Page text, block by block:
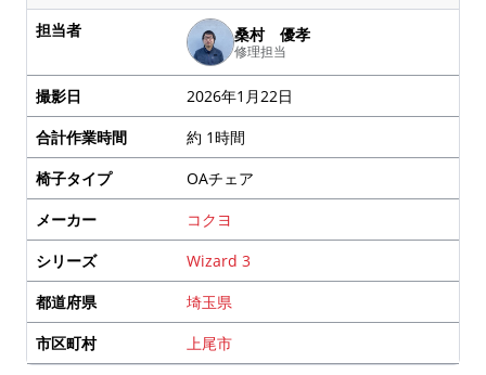
担当者 桑村 優孝
修理担当
撮影日
2026年1月22日
合計作業時間
約 1時間
椅子タイプ
OAチェア
メーカー
コクヨ
シリーズ
Wizard 3
都道府県
埼玉県
市区町村
上尾市